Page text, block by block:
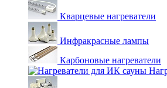
Кварцевые нагреватели
Инфракрасные лампы
Карбоновые нагреватели